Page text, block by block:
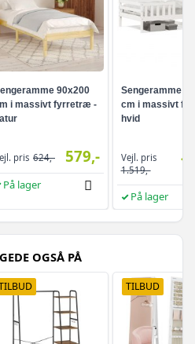
90x200
i massivt fyrretræ -
pris 624,- 579,-
På lager
Sengeramme
cm i massivt
hvid
Vejl. pris
1.519,-
På lager
OGSÅ PÅ
TILBUD